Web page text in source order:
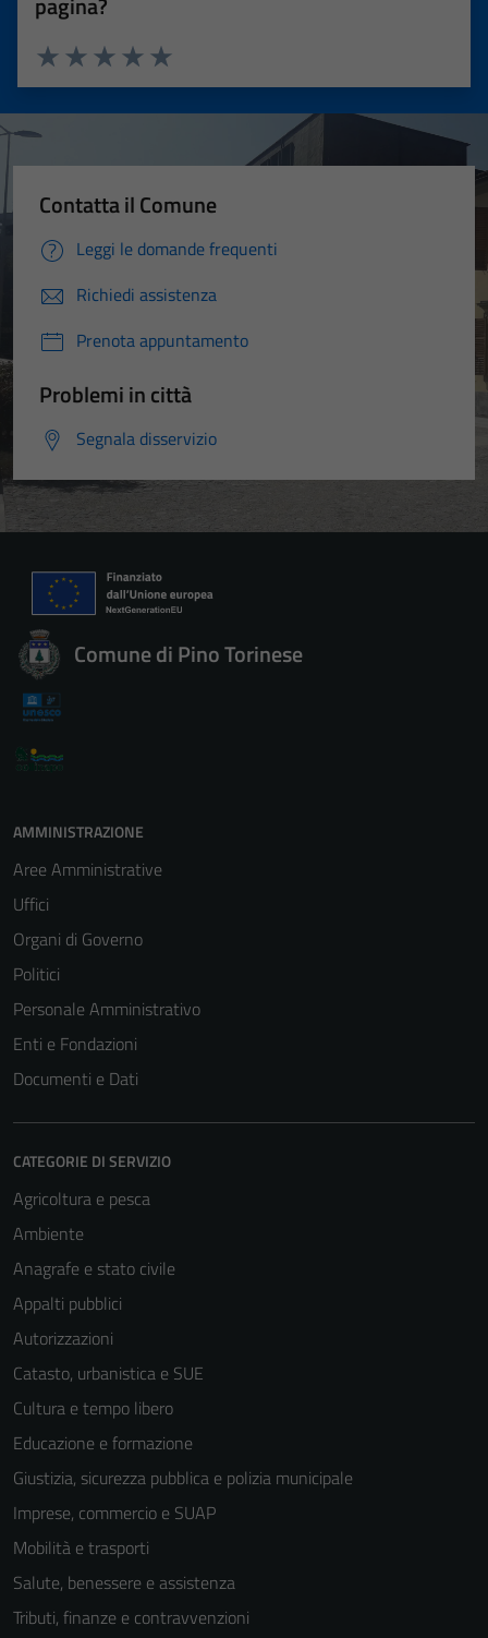
Valuta 5 stelle su 5
Valuta 4 stelle su 5
Valuta 3 stelle su 5
Valuta 2 stelle su 5
Valuta 1 stelle su 5
Contatta il Comune
Leggi le domande frequenti
Richiedi assistenza
Prenota appuntamento
Problemi in città
Segnala disservizio
Comune di Pino Torinese
AMMINISTRAZIONE
Aree Amministrative
Uffici
Organi di Governo
Politici
Personale Amministrativo
Enti e Fondazioni
Documenti e Dati
CATEGORIE DI SERVIZIO
Agricoltura e pesca
Ambiente
Anagrafe e stato civile
Appalti pubblici
Autorizzazioni
Catasto, urbanistica e SUE
Cultura e tempo libero
Educazione e formazione
Giustizia, sicurezza pubblica e polizia municipale
Imprese, commercio e SUAP
Mobilità e trasporti
Salute, benessere e assistenza
Tributi, finanze e contravvenzioni